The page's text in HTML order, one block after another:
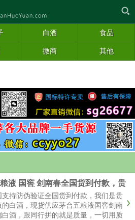
白酒 食品
微商 其他
液 国窖 剑南春全国货到付款，贵
系列厂家批发
支持防伪验证全国货到付款，我们是贵
的白酒，现货供应茅台五粮液国窖剑南
白酒，跟同行拼的就是质量，一切用质